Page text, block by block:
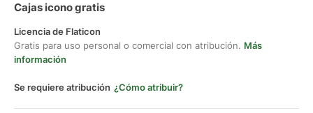
Cajas icono gratis
Licencia de Flaticon
Gratis para uso personal o comercial con atribución. Más
información
Se requiere atribución ¿Cómo atribuir?